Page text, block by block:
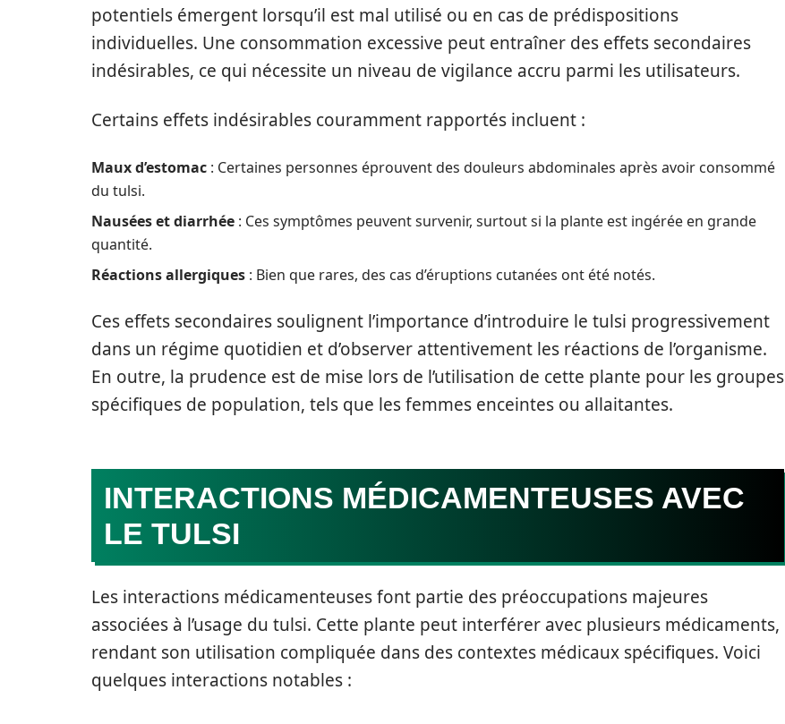
potentiels émergent lorsqu’il est mal utilisé ou en cas de prédispositions
individuelles. Une consommation excessive peut entraîner des effets secondaires
indésirables, ce qui nécessite un niveau de vigilance accru parmi les utilisateurs.
Certains effets indésirables couramment rapportés incluent :
Maux d’estomac : Certaines personnes éprouvent des douleurs abdominales après avoir consommé
du tulsi.
Nausées et diarrhée : Ces symptômes peuvent survenir, surtout si la plante est ingérée en grande
quantité.
Réactions allergiques : Bien que rares, des cas d’éruptions cutanées ont été notés.
Ces effets secondaires soulignent l’importance d’introduire le tulsi progressivement
dans un régime quotidien et d’observer attentivement les réactions de l’organisme.
En outre, la prudence est de mise lors de l’utilisation de cette plante pour les groupes
spécifiques de population, tels que les femmes enceintes ou allaitantes.
INTERACTIONS MÉDICAMENTEUSES AVEC
LE TULSI
Les interactions médicamenteuses font partie des préoccupations majeures
associées à l’usage du tulsi. Cette plante peut interférer avec plusieurs médicaments,
rendant son utilisation compliquée dans des contextes médicaux spécifiques. Voici
quelques interactions notables :